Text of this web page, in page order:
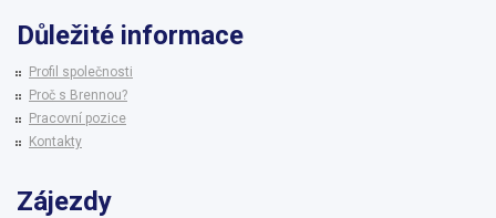
Důležité informace
Profil společnosti
Proč s Brennou?
Pracovní pozice
Kontakty
Zájezdy